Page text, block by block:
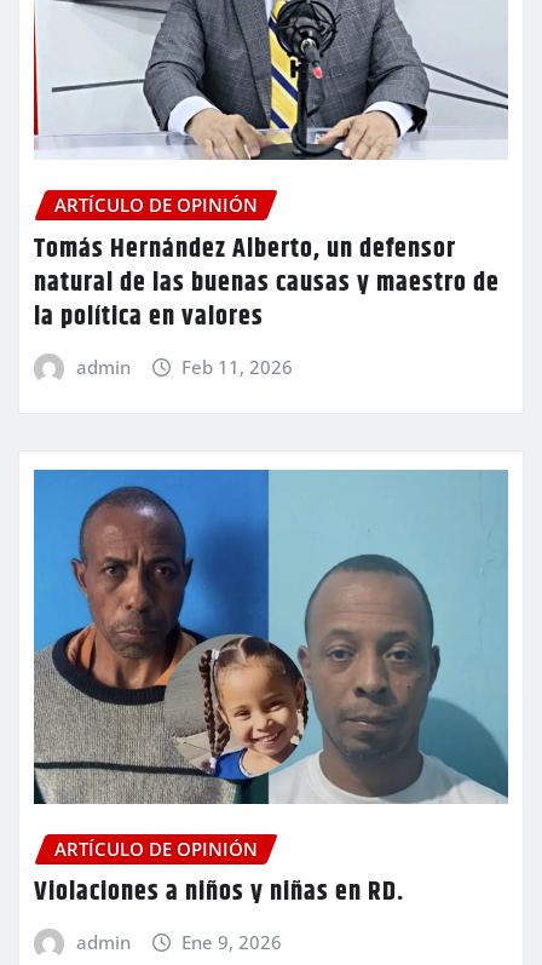
ARTÍCULO DE OPINIÓN
Tomás Hernández Alberto, un defensor
natural de las buenas causas y maestro de
la política en valores
admin Feb 11, 2026
ARTÍCULO DE OPINIÓN
Violaciones a niños y niñas en RD.
admin Ene 9, 2026